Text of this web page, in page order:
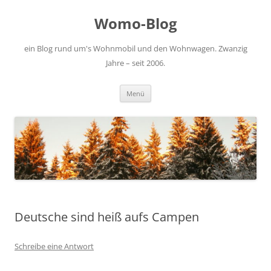
Womo-Blog
ein Blog rund um's Wohnmobil und den Wohnwagen. Zwanzig
Jahre – seit 2006.
Menü
Deutsche sind heiß aufs Campen
Schreibe eine Antwort